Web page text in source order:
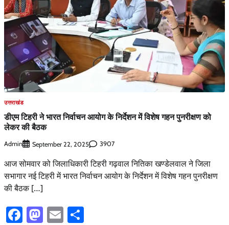
उत्तराखंड
डीएम टिहरी ने भारत निर्वाचन आयोग के निर्देशन में विशेष गहन पुनरीक्षण को
लेकर की बैठक
Admin September 22, 2025 3907
आज सोमवार को जिलाधिकारी टिहरी गढ़वाल नितिका खण्डेलवाल ने जिला
सभागार नई टिहरी में भारत निर्वाचन आयोग के निर्देशन में विशेष गहन पुनरीक्षण
की बैठक […]
Facebook
Mastodon
Email